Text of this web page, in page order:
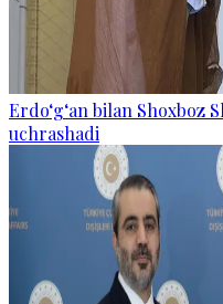
Erdo‘g‘an bilan Shoxboz
uchrashadi